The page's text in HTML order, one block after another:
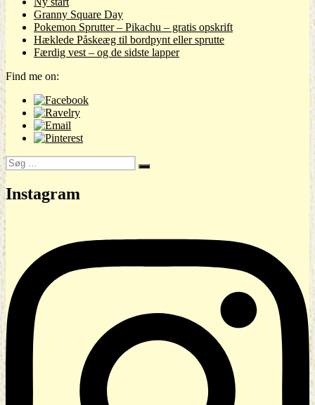
Granny Square Day
Pokemon Sprutter – Pikachu – gratis opskrift
Hæklede Påskeæg til bordpynt eller sprutte
Færdig vest – og de sidste lapper
Find me on:
Søg
efter:
Søg
Instagram